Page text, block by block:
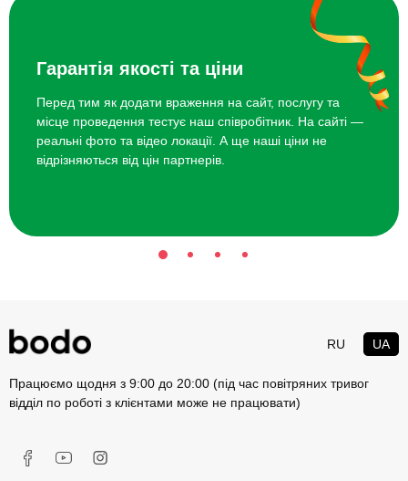
для компанії
Вікенд у Домі Хаскі для двох
Гарантія якості та ціни
Перед тим як додати враження на сайт, послугу та
місце проведення тестує наш співробітник. На сайті —
реальні фото та відео локації. А ще наші ціни не
відрізняються від цін партнерів.
RU UA
Працюємо щодня з 9:00 до 20:00 (під час повітряних тривог
відділ по роботі з клієнтами може не працювати)